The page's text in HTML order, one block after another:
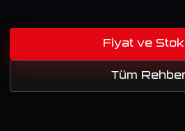
Fiyat ve
Tüm